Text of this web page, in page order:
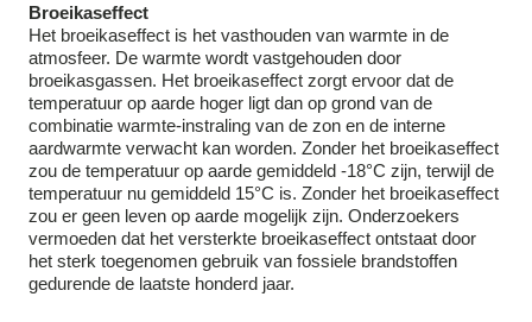
Broeikaseffect
Het broeikaseffect is het vasthouden van warmte in de
atmosfeer. De warmte wordt vastgehouden door
broeikasgassen. Het broeikaseffect zorgt ervoor dat de
temperatuur op aarde hoger ligt dan op grond van de
combinatie warmte-instraling van de zon en de interne
aardwarmte verwacht kan worden. Zonder het broeikaseffect
zou de temperatuur op aarde gemiddeld -18°C zijn, terwijl de
temperatuur nu gemiddeld 15°C is. Zonder het broeikaseffect
zou er geen leven op aarde mogelijk zijn. Onderzoekers
vermoeden dat het versterkte broeikaseffect ontstaat door
het sterk toegenomen gebruik van fossiele brandstoffen
gedurende de laatste honderd jaar.